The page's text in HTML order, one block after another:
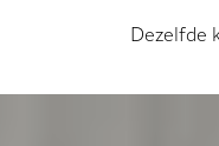
Dezelfde